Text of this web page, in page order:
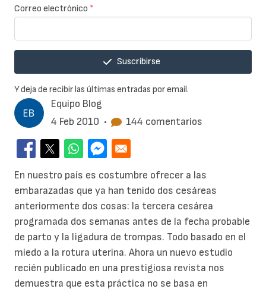
Equipo Blog
4 Feb 2010 • 144 comentarios
En nuestro país es costumbre ofrecer a las
embarazadas que ya han tenido dos cesáreas
anteriormente dos cosas: la tercera cesárea
programada dos semanas antes de la fecha probable
de parto y la ligadura de trompas. Todo basado en el
miedo a la rotura uterina. Ahora un nuevo estudio
recién publicado en una prestigiosa revista nos
demuestra que esta práctica no se basa en
Correo electrónico *
Suscribirse
Y deja de recibir las últimas entradas por email.